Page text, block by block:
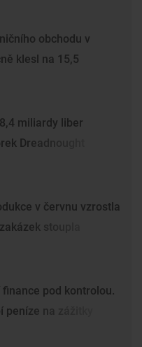
obchodu v
klesl na 15,5
miliardy liber
Dreadnought
v červnu vzrostla
stoupla
pod kontrolou.
na zážitky